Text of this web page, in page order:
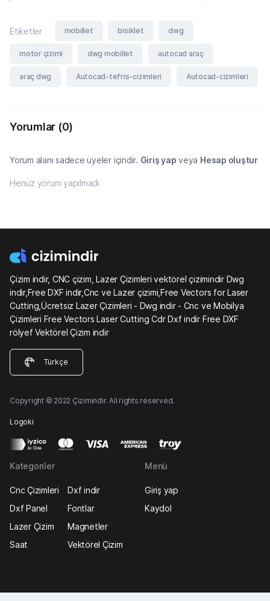
Etiketler mobillet bisiklet dwg
motor çizimi dwg mobillet autocad araç
araç dwg Autocad-tefris-cizimleri Autocad-cizimleri
Yorumlar (0)
Yorum alanı sadece üyeler içindir. Giriş yap veya Hesap oluştur
Henüz yorum yapılmadı
Çizim indir, CNC çizim, Lazer Çizimleri vektörel çizimindir Dwg
indir,Free DXF indir,Cnc ve Lazer çizimi,Free Vectors for Laser
Cutting,Ücretsiz Lazer Çizimleri - Dwg indir - Cnc ve Mobilya
Çizimleri Free Vectors Laser Cutting Cdr Dxf indir Free DXF
rölyef Vektörel Çizim indir
Türkçe
Copyright © 2022 Çizimindir. All rights reserved.
Logoki
Kategoriler
Cnc Çizimleri
Dxf indir
Dxf Panel
Fontlar
Lazer Çizim
Magnetler
Saat
Vektörel Çizim
Menü
Giriş yap
Kaydol